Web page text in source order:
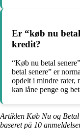
Er “køb nu betal
kredit?
“Køb nu betal
betal senere” er
opdelt i mindre rater,
kan låne penge og
Artiklen Køb Nu og
baseret på 10